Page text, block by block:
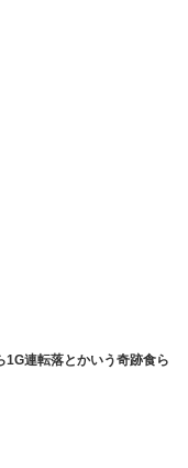
連転落とかいう奇跡食ら